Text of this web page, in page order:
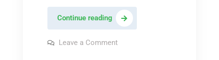
Continue readingDJ
Shadow
–
Leave a Commenton